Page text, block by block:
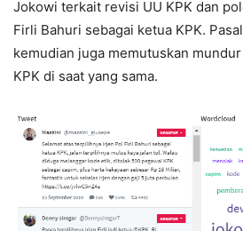
Jokowi terkait revisi UU KPK dan
Firli Bahuri sebagai ketua KPK.
kemudian juga memutuskan
KPK di saat yang sama.